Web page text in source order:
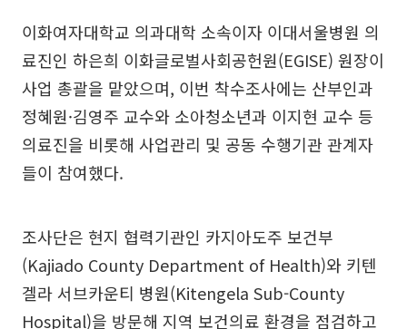
이화여자대학교 의과대학 소속이자 이대서울병원 의
료진인 하은희 이화글로벌사회공헌원(EGISE) 원장이
사업 총괄을 맡았으며, 이번 착수조사에는 산부인과
정혜원·김영주 교수와 소아청소년과 이지현 교수 등
의료진을 비롯해 사업관리 및 공동 수행기관 관계자
들이 참여했다.
조사단은 현지 협력기관인 카지아도주 보건부
(Kajiado County Department of Health)와 키텐
겔라 서브카운티 병원(Kitengela Sub-County
Hospital)을 방문해 지역 보건의료 환경을 점검하고